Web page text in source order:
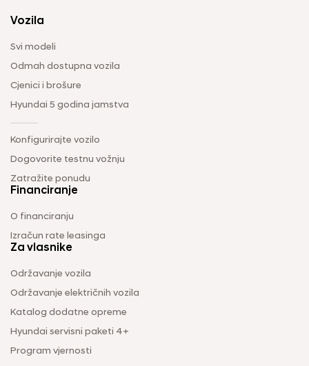
Vozila
Svi modeli
Odmah dostupna vozila
Cjenici i brošure
Hyundai 5 godina jamstva
Konfigurirajte vozilo
Dogovorite testnu vožnju
Zatražite ponudu
Financiranje
O financiranju
Izračun rate leasinga
Za vlasnike
Održavanje vozila
Održavanje električnih vozila
Katalog dodatne opreme
Hyundai servisni paketi 4+
Program vjernosti